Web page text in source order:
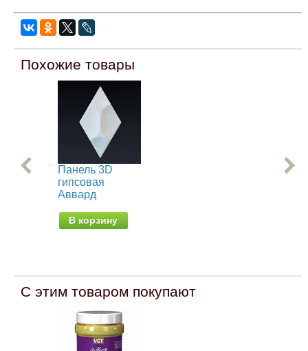
Похожие товары
Панель 3D
гипсовая
Аввард
В корзину
С этим товаром покупают